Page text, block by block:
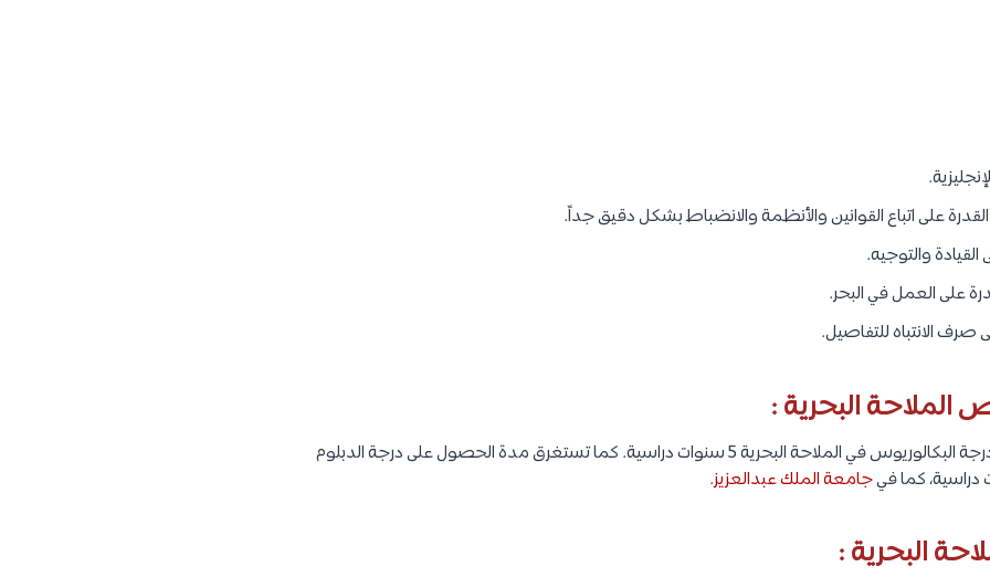
على اتباع القوانين والأنظمة والانضباط بشكل دقيق جداً.
والتوجيه.
على العمل في البحر.
صرف الانتباه للتفاصيل.
البحرية :
تستغرق مدة الحصول على درجة البكالوريوس في الملاحة البحرية 5 سنوات دراسية. كما تستغرق مدة الحصول على درجة الدبلوم
جامعة الملك عبدالعزيز.
البحرية :